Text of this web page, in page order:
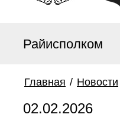
Райисполком
Главная / Новости
02.02.2026